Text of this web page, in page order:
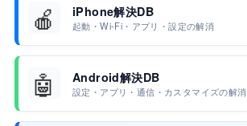
🍎 iPhone解決DB
起動・Wi-Fi・アプリ・設定の解消
🤖 Android解決DB
設定・アプリ・通信・カスタマイズの解消